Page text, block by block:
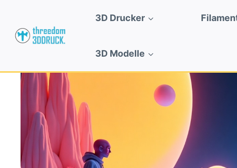
springen
3D Drucker
3D Modelle